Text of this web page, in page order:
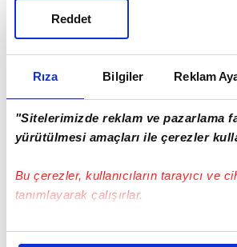
Rıza Bilgiler Reklam
"Sitelerimizde reklam ve pazarlama
yürütülmesi amaçları ile çerezler
Bu çerezler, kullanıcıların tarayıcı ve
tanımlayarak çalışırlar.
Bu çerezlere izin vermeniz halinde
Reddet
ROMANTİK BİR KARAKTER
Hadise'nin hayat vereceği
romantik ve risk analisti biriyken,
kadar gerçekçi bir kişiliğe sahip.
dizisi hem de şarkılarıyla